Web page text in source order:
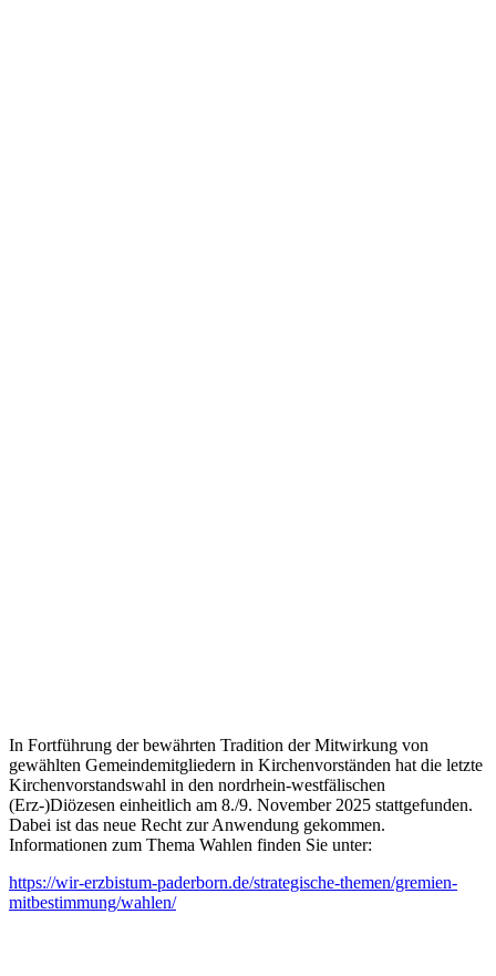
In Fortführung der bewährten Tradition der Mitwirkung von
gewählten Gemeindemitgliedern in Kirchenvorständen hat die letzte
Kirchenvorstandswahl in den nordrhein-westfälischen
(Erz-)Diözesen einheitlich am 8./9. November 2025 stattgefunden.
Dabei ist das neue Recht zur Anwendung gekommen.
Informationen zum Thema Wahlen finden Sie unter:
https://wir-erzbistum-paderborn.de/strategische-themen/gremien-
mitbestimmung/wahlen/